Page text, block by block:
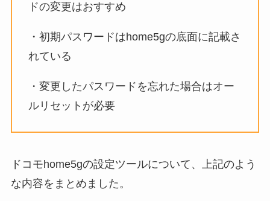
ドの変更はおすすめ
・初期パスワードはhome5gの底面に記載さ
れている
・変更したパスワードを忘れた場合はオー
ルリセットが必要
ドコモhome5gの設定ツールについて、上記のよう
な内容をまとめました。